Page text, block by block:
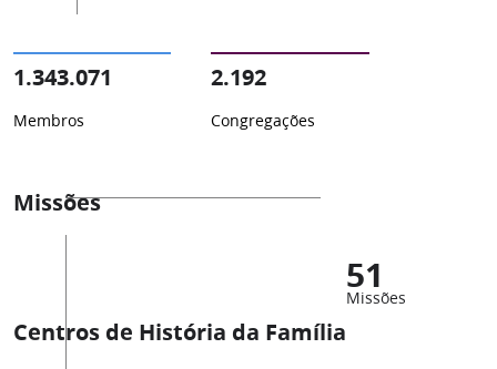
1.343.071
Membros
2.192
Congregações
Missões
51
Missões
Centros de História da Família